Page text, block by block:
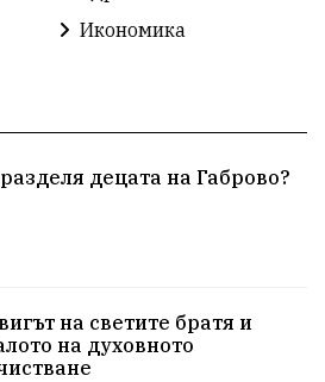
Икономика
децата на Габрово?
на светите братя и
на духовното